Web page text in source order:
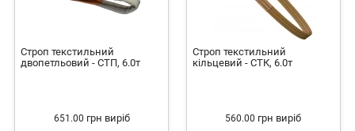
Строп текстильний
двопетльовий - СТП, 6.0т
651.00 грн виріб
Строп текстильний
кільцевий - СТК, 6.0т
560.00 грн виріб